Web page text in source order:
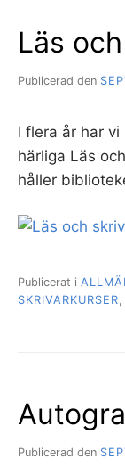
Läs
Publicerad den
I flera år har
härliga Läs
håller
Publicerat i
SKRIVARKURSER
Publicerad den